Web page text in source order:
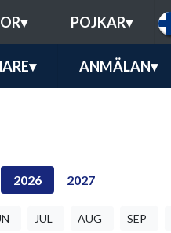
▾ POJKAR▾
▾ ANMÄLAN▾
2026 2027
JUL AUG SEP